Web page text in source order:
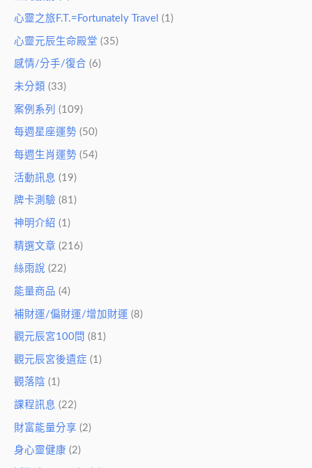
心靈之旅F.T.=Fortunately Travel (1)
心靈元辰生命殿堂 (35)
感情/分手/復合 (6)
未分類 (33)
案例系列 (109)
每週星座運勢 (50)
每週生肖運勢 (54)
活動訊息 (19)
牌卡測驗 (81)
神明介紹 (1)
精選文章 (216)
絲雨說 (22)
能量商品 (4)
補財運/偏財運/增加財運 (8)
觀元辰宮100問 (81)
觀元辰宮後遺症 (1)
觀落陰 (1)
課程訊息 (22)
財富能量分享 (2)
身心靈健康 (2)